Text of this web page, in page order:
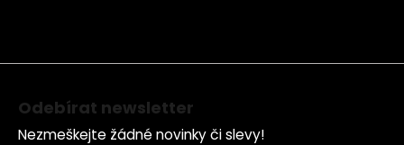
Odebírat newsletter
Nezmeškejte žádné novinky či slevy!